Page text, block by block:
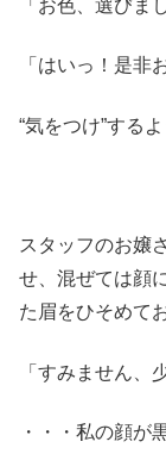
「お色、選びま
「はいっ！是非
“気をつけ”する
スタッフのお嬢
せ、混ぜては顔
た眉をひそめて
「すみません、
・・・私の顔が